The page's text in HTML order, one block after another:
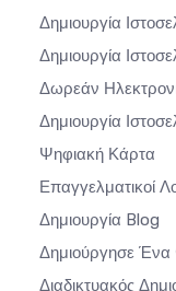
Δημιουργία
Δημιουργία
Δωρεάν
Δημιουργία
Ψηφιακή Κάρτα
Επαγγελματικοί
Δημιουργία Blog
Δημιούργησε
Διαδικτυακός